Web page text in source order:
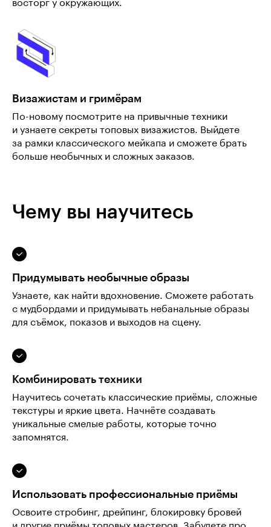
восторг у окружающих.
Визажистам и гримёрам
По-новому посмотрите на привычные техники
и узнаете секреты топовых визажистов. Выйдете
за рамки классического мейкапа и сможете брать
больше необычных и сложных заказов.
Чему вы научитесь
Придумывать необычные образы
Узнаете, как найти вдохновение. Сможете работать
с мудбордами и придумывать небанальные образы
для съёмок, показов и выходов на сцену.
Комбинировать техники
Научитесь сочетать классические приёмы, сложные
текстуры и яркие цвета. Начнёте создавать
уникальные смелые работы, которые точно
запомнятся.
Использовать профессиональные приёмы
Освоите стробинг, дрейпинг, блокировку бровей